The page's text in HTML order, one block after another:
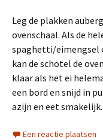
Leg de plakken
ovenschaal. Als de
spaghetti/eimengsel
kan de schotel de
klaar als het ei
een bord en snijd in
azijn en eet smakelijk.
Een reactie plaatsen